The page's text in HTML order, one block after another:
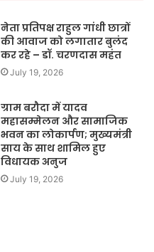
नेता प्रतिपक्ष राहुल गांधी छात्रों
की आवाज को लगातार बुलंद
कर रहे – डॉ. चरणदास महंत
July 19, 2026
ग्राम बरौदा में यादव
महासम्मेलन और सामाजिक
भवन का लोकार्पण; मुख्यमंत्री
साय के साथ शामिल हुए
विधायक अनुज
July 19, 2026